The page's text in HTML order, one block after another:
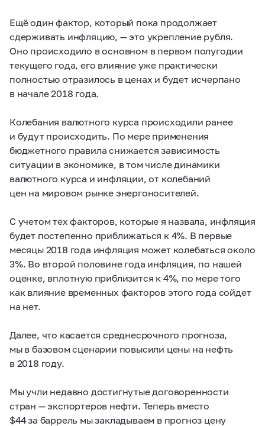
Ещё один фактор, который пока продолжает
сдерживать инфляцию, — это укрепление рубля.
Оно происходило в основном в первом полугодии
текущего года, его влияние уже практически
полностью отразилось в ценах и будет исчерпано
в начале 2018 года.
Колебания валютного курса происходили ранее
и будут происходить. По мере применения
бюджетного правила снижается зависимость
ситуации в экономике, в том числе динамики
валютного курса и инфляции, от колебаний
цен на мировом рынке энергоносителей.
С учетом тех факторов, которые я назвала, инфляция
будет постепенно приближаться к 4%. В первые
месяцы 2018 года инфляция может колебаться около
3%. Во второй половине года инфляция, по нашей
оценке, вплотную приблизится к 4%, по мере того
как влияние временных факторов этого года сойдет
на нет.
Далее, что касается среднесрочного прогноза,
мы в базовом сценарии повысили цены на нефть
в 2018 году.
Мы учли недавно достигнутые договоренности
стран — экспортеров нефти. Теперь вместо
$44 за баррель мы закладываем в прогноз цену